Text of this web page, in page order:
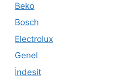
Beko
Bosch
Electrolux
Genel
İndesit